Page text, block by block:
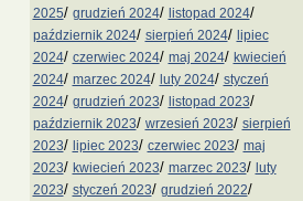
2025/ grudzień 2024/ listopad 2024/
październik 2024/ sierpień 2024/ lipiec
2024/ czerwiec 2024/ maj 2024/ kwiecień
2024/ marzec 2024/ luty 2024/ styczeń
2024/ grudzień 2023/ listopad 2023/
październik 2023/ wrzesień 2023/ sierpień
2023/ lipiec 2023/ czerwiec 2023/ maj
2023/ kwiecień 2023/ marzec 2023/ luty
2023/ styczeń 2023/ grudzień 2022/